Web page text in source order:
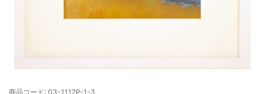
商品コード: 03-1112P-1-3